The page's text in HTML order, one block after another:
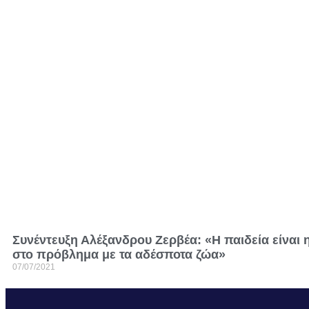
Συνέντευξη Αλέξανδρου Ζερβέα: «Η παιδεία είναι
στο πρόβλημα με τα αδέσποτα ζώα»
07/07/2021